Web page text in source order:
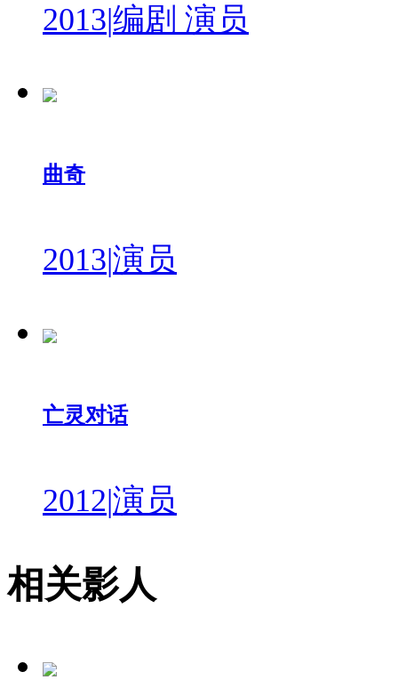
2013|编剧 演员
曲奇
2013|演员
亡灵对话
2012|演员
相关影人